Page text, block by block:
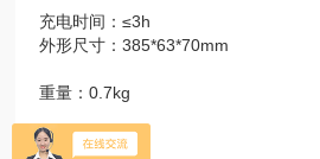
充电时间：≤3h
外形尺寸：385*63*70mm
重量：0.7kg